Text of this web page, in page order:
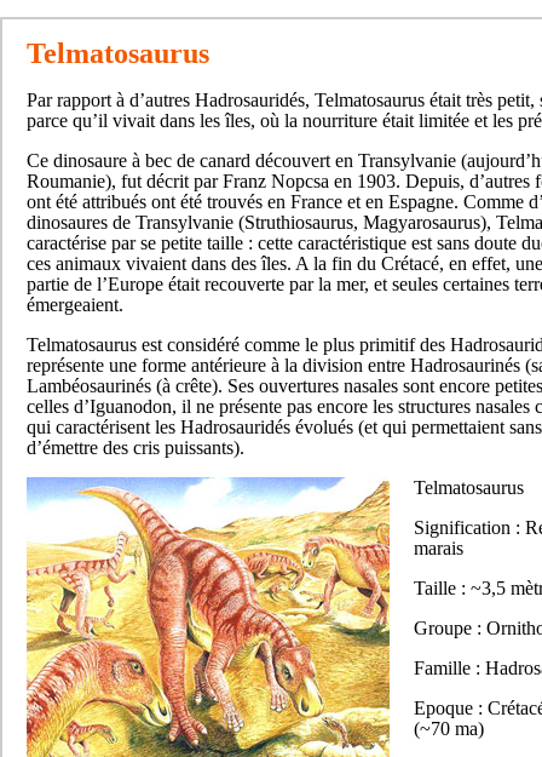
Telmatosaurus
Par rapport à d’autres Hadrosauridés, Telmatosaurus était très petit,
parce qu’il vivait dans les îles, où la nourriture était limitée et les
Ce dinosaure à bec de canard découvert en Transylvanie
Roumanie), fut décrit par Franz Nopcsa en 1903. Depuis, d’autres
ont été attribués ont été trouvés en France et en Espagne. Comme
dinosaures de Transylvanie (Struthiosaurus, Magyarosaurus),
caractérise par se petite taille : cette caractéristique est sans doute
ces animaux vivaient dans des îles. A la fin du Crétacé, en effet,
partie de l’Europe était recouverte par la mer, et seules certaines
émergeaient.
Telmatosaurus est considéré comme le plus primitif des
représente une forme antérieure à la division entre Hadrosaurinés
Lambéosaurinés (à crête). Ses ouvertures nasales sont encore
celles d’Iguanodon, il ne présente pas encore les structures nasales
qui caractérisent les Hadrosauridés évolués (et qui permettaient
d’émettre des cris puissants).
Telmatosaurus
Signification :
marais
Taille : ~3,5
Groupe :
Famille :
Epoque :
(~70 ma)